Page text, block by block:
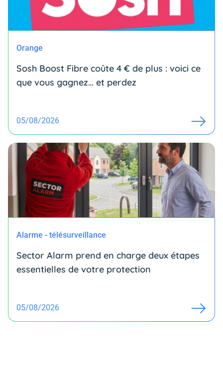
Orange
Sosh Boost Fibre coûte 4 € de plus : voici ce
que vous gagnez… et perdez
05/08/2026
Alarme - télésurveillance
Sector Alarm prend en charge deux étapes
essentielles de votre protection
05/08/2026